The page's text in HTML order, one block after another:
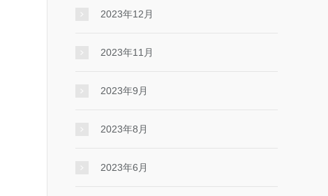
2023年12月
2023年11月
2023年9月
2023年8月
2023年6月